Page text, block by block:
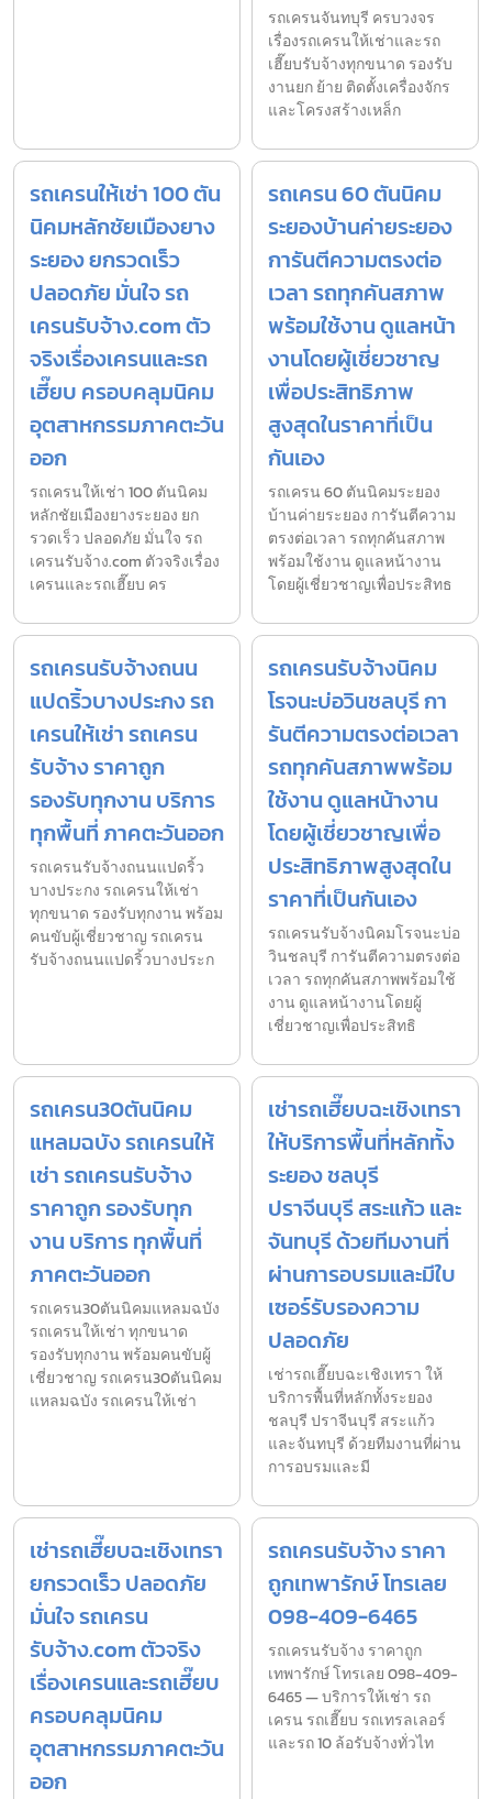
รถเครนจันทบุรี ครบวงจร
เรื่องรถเครนให้เช่าและรถ
เฮี๊ยบรับจ้างทุกขนาด รองรับ
งานยก ย้าย ติดตั้งเครื่องจักร
และโครงสร้างเหล็ก
รถเครนให้เช่า 100 ตัน
นิคมหลักชัยเมืองยาง
ระยอง ยกรวดเร็ว
ปลอดภัย มั่นใจ รถ
เครนรับจ้าง.com ตัว
จริงเรื่องเครนและรถ
เฮี๊ยบ ครอบคลุมนิคม
อุตสาหกรรมภาคตะวัน
ออก
รถเครนให้เช่า 100 ตันนิคม
หลักชัยเมืองยางระยอง ยก
รวดเร็ว ปลอดภัย มั่นใจ รถ
เครนรับจ้าง.com ตัวจริงเรื่อง
เครนและรถเฮี๊ยบ คร
รถเครน 60 ตันนิคม
ระยองบ้านค่ายระยอง
การันตีความตรงต่อ
เวลา รถทุกคันสภาพ
พร้อมใช้งาน ดูแลหน้า
งานโดยผู้เชี่ยวชาญ
เพื่อประสิทธิภาพ
สูงสุดในราคาที่เป็น
กันเอง
รถเครน 60 ตันนิคมระยอง
บ้านค่ายระยอง การันตีความ
ตรงต่อเวลา รถทุกคันสภาพ
พร้อมใช้งาน ดูแลหน้างาน
โดยผู้เชี่ยวชาญเพื่อประสิทธ
รถเครนรับจ้างถนน
แปดริ้วบางประกง รถ
เครนให้เช่า รถเครน
รับจ้าง ราคาถูก
รองรับทุกงาน บริการ
ทุกพื้นที่ ภาคตะวันออก
รถเครนรับจ้างถนนแปดริ้ว
บางประกง รถเครนให้เช่า
ทุกขนาด รองรับทุกงาน พร้อม
คนขับผู้เชี่ยวชาญ รถเครน
รับจ้างถนนแปดริ้วบางประก
รถเครนรับจ้างนิคม
โรจนะบ่อวินชลบุรี กา
รันตีความตรงต่อเวลา
รถทุกคันสภาพพร้อม
ใช้งาน ดูแลหน้างาน
โดยผู้เชี่ยวชาญเพื่อ
ประสิทธิภาพสูงสุดใน
ราคาที่เป็นกันเอง
รถเครนรับจ้างนิคมโรจนะบ่อ
วินชลบุรี การันตีความตรงต่อ
เวลา รถทุกคันสภาพพร้อมใช้
งาน ดูแลหน้างานโดยผู้
เชี่ยวชาญเพื่อประสิทธิ
รถเครน30ตันนิคม
แหลมฉบัง รถเครนให้
เช่า รถเครนรับจ้าง
ราคาถูก รองรับทุก
งาน บริการ ทุกพื้นที่
ภาคตะวันออก
รถเครน30ตันนิคมแหลมฉบัง
รถเครนให้เช่า ทุกขนาด
รองรับทุกงาน พร้อมคนขับผู้
เชี่ยวชาญ รถเครน30ตันนิคม
แหลมฉบัง รถเครนให้เช่า
เช่ารถเฮี๊ยบฉะเชิงเทรา
ให้บริการพื้นที่หลักทั้ง
ระยอง ชลบุรี
ปราจีนบุรี สระแก้ว และ
จันทบุรี ด้วยทีมงานที่
ผ่านการอบรมและมีใบ
เซอร์รับรองความ
ปลอดภัย
เช่ารถเฮี๊ยบฉะเชิงเทรา ให้
บริการพื้นที่หลักทั้งระยอง
ชลบุรี ปราจีนบุรี สระแก้ว
และจันทบุรี ด้วยทีมงานที่ผ่าน
การอบรมและมี
เช่ารถเฮี๊ยบฉะเชิงเทรา
ยกรวดเร็ว ปลอดภัย
มั่นใจ รถเครน
รับจ้าง.com ตัวจริง
เรื่องเครนและรถเฮี๊ยบ
ครอบคลุมนิคม
อุตสาหกรรมภาคตะวัน
ออก
รถเครนรับจ้าง ราคา
ถูกเทพารักษ์ โทรเลย
098-409-6465
รถเครนรับจ้าง ราคาถูก
เทพารักษ์ โทรเลย 098-409-
6465 — บริการให้เช่า รถ
เครน รถเฮี๊ยบ รถเทรลเลอร์
และรถ 10 ล้อรับจ้างทั่วไท